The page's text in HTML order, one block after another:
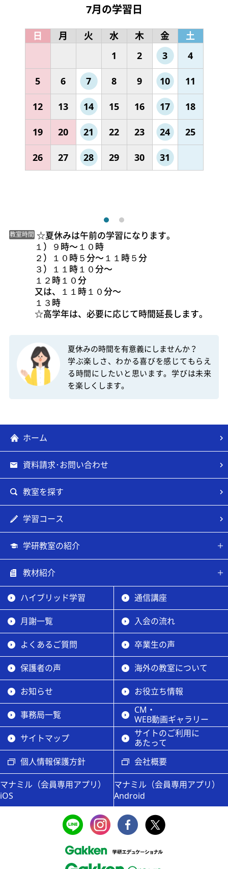
7月の学習日
日 月 火 水 木 金
土
1
2 3 4
5 6 7 8 9 10 11
12 13 14 15 16 17 18
19 20 21 22 23 24 25
26 27 28 29 30 31
教室時間 ☆夏休みは午前の学習になります。
１）９時〜１０時
２）１０時５分〜１１時５分
３）１１時１０分〜
１２時１０分
又は、１１時１０分〜
１３時
☆高学年は、必要に応じて時間延長します。
夏休みの時間を有意義にしませんか？
学ぶ楽しさ、わかる喜びを感じてもらえ
る時間にしたいと思います。学びは未来
を楽しくします。
ホーム
資料請求･お問い合わせ
教室を探す
学習コース
学研教室の紹介
教材紹介
ハイブリッド学習 通信講座
月謝一覧 入会の流れ
よくあるご質問 卒業生の声
保護者の声 海外の教室について
お知らせ お役立ち情報
事務局一覧
CM・
WEB動画ギャラリー
サイトマップ
サイトのご利用に
あたって
個人情報保護方針
会社概要
マナミル（会員専用アプリ）
iOS
マナミル（会員専用アプリ）
Android